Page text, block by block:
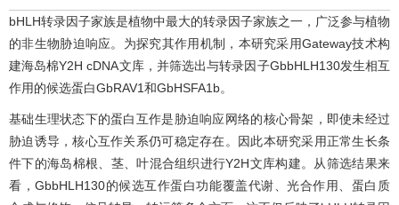
bHLH转录因子家族是植物中最大的转录因子家族之一，广泛参与植物
的非生物胁迫响应。为探究其作用机制，本研究采用Gateway技术构
建海岛棉Y2H cDNA文库，并筛选出与转录因子GbbHLH130发生相互
作用的候选蛋白GbRAV1和GbHSFA1b。
基础生理状态下的蛋白互作是胁迫响应网络的核心骨架，即使未经过
胁迫诱导，核心互作关系仍可稳定存在。因此本研究采用正常生长条
件下的海岛棉根、茎、叶混合组织进行Y2H文库构建。从筛选结果来
看，GbbHLH130的候选互作蛋白功能覆盖代谢、光合作用、蛋白质